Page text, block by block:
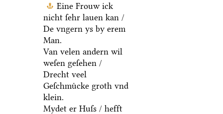
Eine Frouw ick
nicht ſehr lauen kan /
De vngern ys by erem
Man.
Van velen andern wil
weſen geſehen /
Drecht veel
Geſchmuͤcke groth vnd
klein.
Mydet er Huſs / hefft